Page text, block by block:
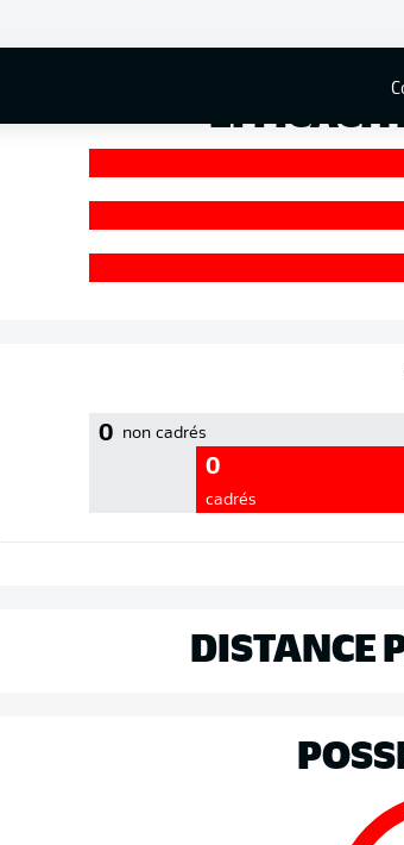
0 non cadrés
0
cadrés
DISTANCE